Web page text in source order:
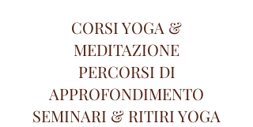
CORSI YOGA &
MEDITAZIONE
PERCORSI DI
APPROFONDIMENTO
SEMINARI & RITIRI YOGA